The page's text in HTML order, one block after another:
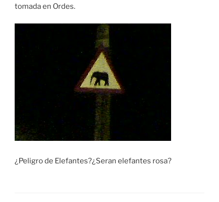
tomada en Ordes.
¿Peligro de Elefantes?¿Seran elefantes rosa?